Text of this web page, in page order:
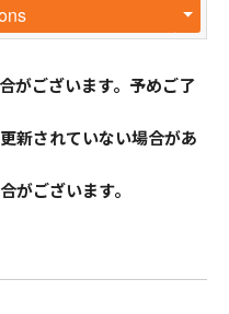
がございます。予めご了
新されていない場合があ
がございます。